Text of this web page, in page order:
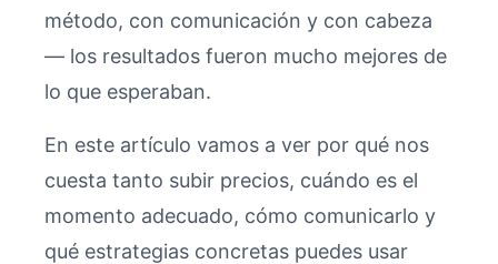
método, con comunicación y con cabeza
— los resultados fueron mucho mejores de
lo que esperaban.
En este artículo vamos a ver por qué nos
cuesta tanto subir precios, cuándo es el
momento adecuado, cómo comunicarlo y
qué estrategias concretas puedes usar